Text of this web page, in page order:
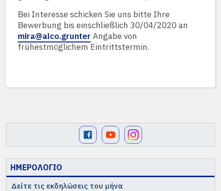
ΗΜΕΡΟΛΟΓΙΟ
Δείτε τις εκδηλώσεις του μήνα
Bei Interesse schicken Sie uns bitte Ihre
Bewerbung bis einschließlich 30/04/2020 an
mira@alco.grunter Angabe von
frühestmöglichem Eintrittstermin.